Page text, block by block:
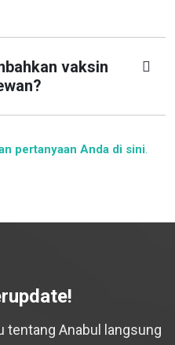
vaksin
pertanyaan Anda di sini.
tentang Anabul langsung